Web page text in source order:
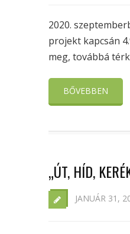
2020.
projekt kapcsán
meg, továbbá
BŐVEBBEN
„ÚT, HÍD,
JANUÁR 31,